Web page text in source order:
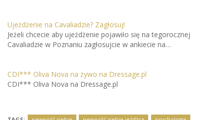
Ujeżdżenie na Cavaliadzie? Zagłosuj!
Jeżeli chcecie aby ujeżdżenie pojawiło się na tegorocznej
Cavaliadzie w Poznaniu zagłosujcie w ankiecie na…
CDI*** Oliva Nova na żywo na Dressage.pl
CDI*** Oliva Nova na Dressage.pl